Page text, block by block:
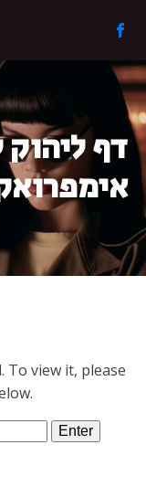
דף
To view it, please